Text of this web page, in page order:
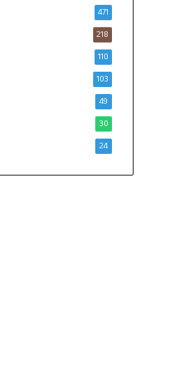
471
218
110
103
49
30
24